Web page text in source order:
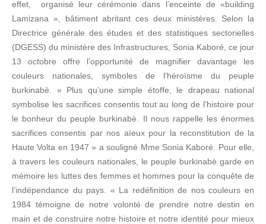
effet, organisé leur cérémonie dans l’enceinte de «building
Lamizana », bâtiment abritant ces deux ministères. Selon la
Directrice générale des études et des statistiques sectorielles
(DGESS) du ministère des Infrastructures, Sonia Kaboré, ce jour
13 octobre offre l’opportunité de magnifier davantage les
couleurs nationales, symboles de l’héroïsme du peuple
burkinabè. « Plus qu’une simple étoffe, le drapeau national
symbolise les sacrifices consentis tout au long de l’histoire pour
le bonheur du peuple burkinabè. Il nous rappelle les énormes
sacrifices consentis par nos aïeux pour la reconstitution de la
Haute Volta en 1947 » a souligné Mme Sonia Kaboré. Pour elle,
à travers les couleurs nationales, le peuple burkinabè garde en
mémoire les luttes des femmes et hommes pour la conquête de
l’indépendance du pays. « La redéfinition de nos couleurs en
1984 témoigne de notre volonté de prendre notre destin en
main et de construire notre histoire et notre identité pour mieux